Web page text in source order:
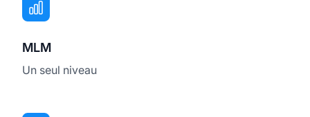
MLM
Un seul niveau